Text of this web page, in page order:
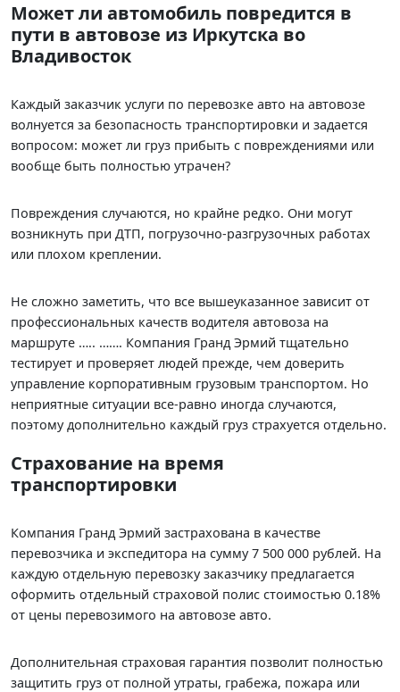
Может ли автомобиль повредится в
пути в автовозе из Иркутска во
Владивосток
Каждый заказчик услуги по перевозке авто на автовозе
волнуется за безопасность транспортировки и задается
вопросом: может ли груз прибыть с повреждениями или
вообще быть полностью утрачен?
Повреждения случаются, но крайне редко. Они могут
возникнуть при ДТП, погрузочно-разгрузочных работах
или плохом креплении.
Не сложно заметить, что все вышеуказанное зависит от
профессиональных качеств водителя автовоза на
маршруте ….. ……. Компания Гранд Эрмий тщательно
тестирует и проверяет людей прежде, чем доверить
управление корпоративным грузовым транспортом. Но
неприятные ситуации все-равно иногда случаются,
поэтому дополнительно каждый груз страхуется отдельно.
Страхование на время
транспортировки
Компания Гранд Эрмий застрахована в качестве
перевозчика и экспедитора на сумму 7 500 000 рублей. На
каждую отдельную перевозку заказчику предлагается
оформить отдельный страховой полис стоимостью 0.18%
от цены перевозимого на автовозе авто.
Дополнительная страховая гарантия позволит полностью
защитить груз от полной утраты, грабежа, пожара или